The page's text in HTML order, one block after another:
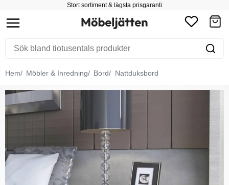
Stort sortiment & lägsta prisgaranti
Hem Möbler & Inredning Bord Nattduksbord